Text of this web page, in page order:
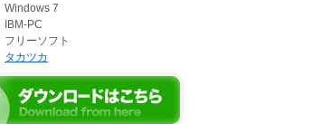
Windows 7
IBM-PC
フリーソフト
タカツカ